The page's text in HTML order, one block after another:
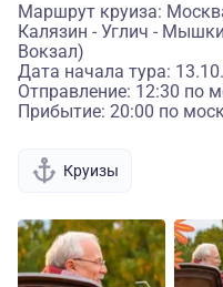
Маршрут круиза:
Калязин - Углич -
Вокзал)
Дата начала тура:
Отправление: 12:30 по
Прибытие: 20:00 по
Круизы